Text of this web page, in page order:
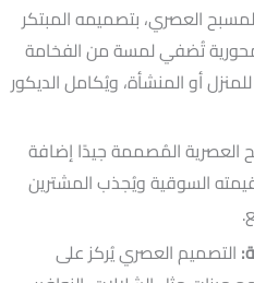
العصري، بتصميمه المبتكر
محورية تُضفي لمسة من الفخامة
أو المنشأة، ويُكامل الديكور
العصرية المُصممة جيدًا إضافة
السوقية ويُجذب المشترين
التصميم العصري يُركز على